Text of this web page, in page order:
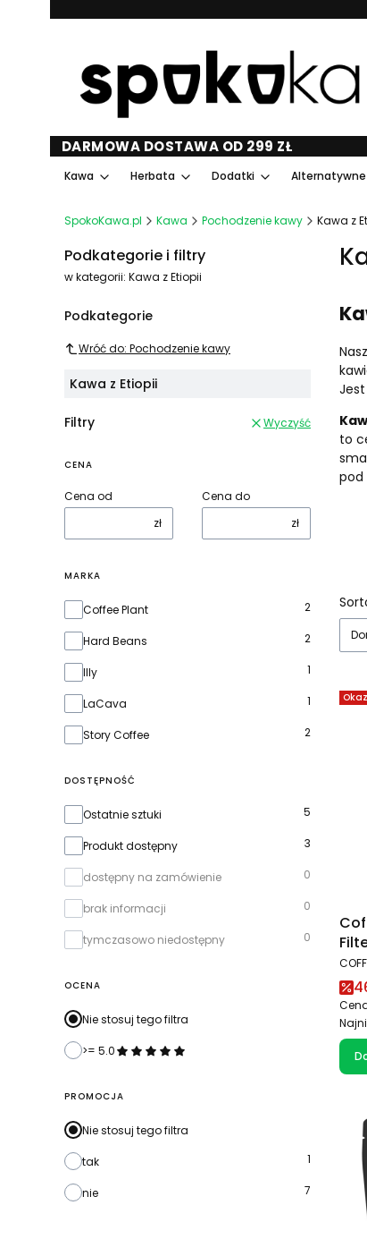
DARMOWA DOSTAWA OD 299 ZŁ
Kawa Herbata Dodatki
SpokoKawa.pl Kawa Pochodzenie kawy Kawa z
Podkategorie i filtry
w kategorii: Kawa z Etiopii
Podkategorie
Wróć do: Pochodzenie kawy
Kawa z Etiopii
Filtry Wyczyść
CENA
Cena od
zł
Cena do
zł
MARKA
Marka
Coffee Plant 2
Hard Beans 2
Illy 1
LaCava 1
Story Coffee 2
DOSTĘPNOŚĆ
Dostępność
Ostatnie sztuki 5
Produkt dostępny 3
dostępny na zamówienie 0
brak informacji 0
tymczasowo niedostępny 0
OCENA
Nie stosuj tego filtra
>= 5.0
PROMOCJA
Nie stosuj tego filtra
tak 1
nie 7
to
pod